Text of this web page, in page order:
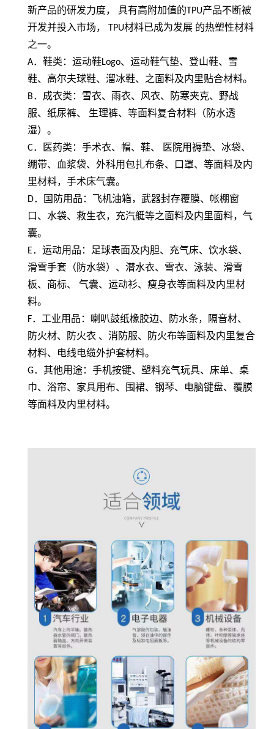
新产品的研发力度， 具有高附加值的TPU产品不断被
开发并投入市场， TPU材料已成为发展 的热塑性材料
之一。
A．鞋类：运动鞋Logo、运动鞋气垫、登山鞋、雪
鞋、高尔夫球鞋、溜冰鞋、之面料及内里贴合材料。
B．成衣类：雪衣、雨衣、风衣、防寒夹克、野战
服、纸尿裤、 生理裤、等面料复合材料（防水透
湿）。
C．医药类：手术衣、帽、鞋、 医院用褥垫、冰袋、
绷带、血浆袋、外科用包扎布条、口罩、等面料及内
里材料，手术床气囊。
D．国防用品：飞机油箱，武器封存覆膜、帐棚窗
口、水袋、救生衣，充汽艇等之面料及内里面料，气
囊。
E．运动用品：足球表面及内胆、充气床、饮水袋、
滑雪手套（防水袋）、潜水衣、雪衣、泳装、滑雪
板、商标、 气囊、运动衫、瘦身衣等面料及内里材
料。
F．工业用品：喇叭鼓纸橡胶边、防水条，隔音材、
防火材、防火衣 、消防服、防火布等面料及内里复合
材料、电线电缆外护套材料。
G．其他用途：手机按键、塑料充气玩具、床单、桌
巾、浴帘、家具用布、围裙、钢琴、电脑键盘、覆膜
等面料及内里材料。